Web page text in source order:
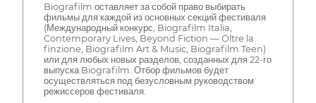
Biografilm оставляет за собой право выбирать
фильмы для каждой из основных секций фестиваля
(Международный конкурс, Biografilm Italia,
Contemporary Lives, Beyond Fiction — Oltre la
finzione, Biografilm Art & Music, Biografilm Teen)
или для любых новых разделов, созданных для 22-го
выпуска Biografilm. Отбор фильмов будет
осуществляться под безусловным руководством
режиссеров фестиваля.